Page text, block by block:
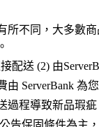
所不同，大多數
配送 (2) 由
ServerBank 為
過程導致新品瑕
告保固條件為主